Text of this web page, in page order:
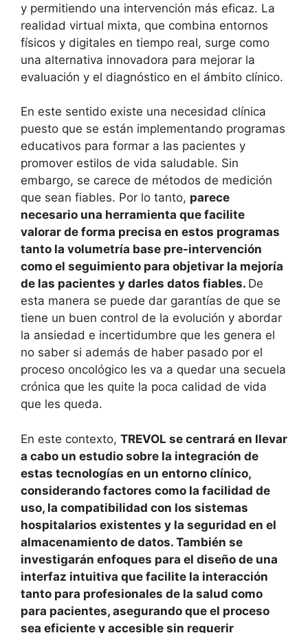
y permitiendo una intervención más eficaz. La
realidad virtual mixta, que combina entornos
físicos y digitales en tiempo real, surge como
una alternativa innovadora para mejorar la
evaluación y el diagnóstico en el ámbito clínico.
En este sentido existe una necesidad clínica
puesto que se están implementando programas
educativos para formar a las pacientes y
promover estilos de vida saludable. Sin
embargo, se carece de métodos de medición
que sean fiables. Por lo tanto, parece
necesario una herramienta que facilite
valorar de forma precisa en estos programas
tanto la volumetría base pre-intervención
como el seguimiento para objetivar la mejoría
de las pacientes y darles datos fiables. De
esta manera se puede dar garantías de que se
tiene un buen control de la evolución y abordar
la ansiedad e incertidumbre que les genera el
no saber si además de haber pasado por el
proceso oncológico les va a quedar una secuela
crónica que les quite la poca calidad de vida
que les queda.
En este contexto, TREVOL se centrará en llevar
a cabo un estudio sobre la integración de
estas tecnologías en un entorno clínico,
considerando factores como la facilidad de
uso, la compatibilidad con los sistemas
hospitalarios existentes y la seguridad en el
almacenamiento de datos. También se
investigarán enfoques para el diseño de una
interfaz intuitiva que facilite la interacción
tanto para profesionales de la salud como
para pacientes, asegurando que el proceso
sea eficiente y accesible sin requerir